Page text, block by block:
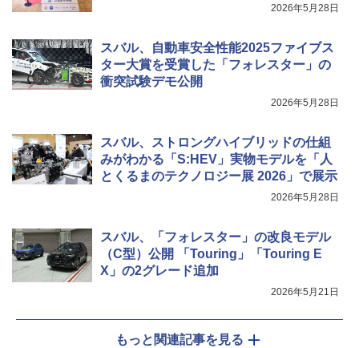
2026年5月28日
スバル、自動車安全性能2025ファイブス
ター大賞を受賞した「フォレスター」の
衝突試験デモ公開
2026年5月28日
スバル、ストロングハイブリッドの仕組
みがわかる「S:HEV」実物モデルを「人
とくるまのテクノロジー展 2026」で展示
2026年5月28日
スバル、「フォレスター」の改良モデル
（C型）公開 「Touring」「Touring E
X」の2グレード追加
2026年5月21日
もっと関連記事を見る